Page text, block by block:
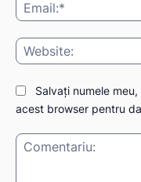
Salvați numele
acest browser pentru